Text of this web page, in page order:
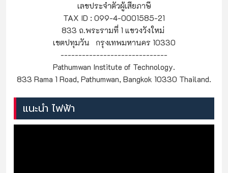
เลขประจำตัวผู้เสียภาษี
TAX ID : 099-4-0001585-21
833 ถ.พระรามที่ 1 แขวงวังใหม่
เขตปทุมวัน กรุงเทพมหานคร 10330
------------------------------
Pathumwan Institute of Technology.
833 Rama 1 Road, Pathumwan, Bangkok 10330 Thailand.
แนะนำ ไฟฟ้า